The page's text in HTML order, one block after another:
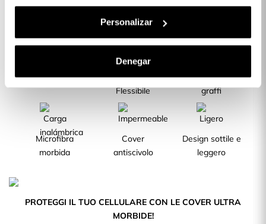
Personalizar
Denegar
CARATTERISTICHE DEL PRODOTTO
Silicone
Flessibile
Resiste a urti e
graffi
Microfibra
morbida
Cover
antiscivolo
Design sottile e
leggero
PROTEGGI IL TUO CELLULARE CON LE COVER ULTRA
MORBIDE!